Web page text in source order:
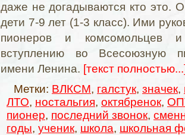
даже не догадываются кто это.
дети 7-9 лет (1-3 класс). Ими
пионеров и комсомольцев
вступлению во Всесоюзную
имени Ленина. [текст
Метки: ВЛКСМ, галстук, значек,
ЛТО, ностальгия, октябренок,
пионер, последний звонок,
годы, ученик, школа, школьная